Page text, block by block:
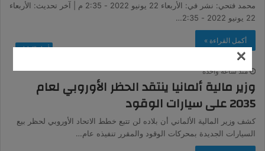
محمد فتحي: نشر في: الأربعاء 22 يونيو 2022 - 2:35 م | آخر تحديث: الأربعاء
22 يونيو 2022 - 2:35…
أكمل القراءة »
أخبار الإمارات
منذ ساعة واحدة
وزير مالية ألمانيا ينتقد الحظر الأوروبي لعام
2035 على سيارات الوقود
كشف وزير المالية الألماني أن بلاده لن تتبع خطط الاتحاد الأوروبي لحظر بيع
السيارات الجديدة بمحركات الوقود والمقرر تنفيذه عام…
×